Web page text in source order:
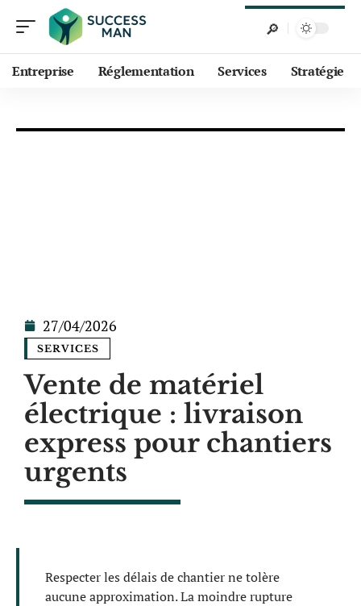
Entreprise Réglementation Services Stratégie
27/04/2026
SERVICES
Vente de matériel
électrique : livraison
express pour chantiers
urgents
Respecter les délais de chantier ne tolère
aucune approximation. La moindre rupture